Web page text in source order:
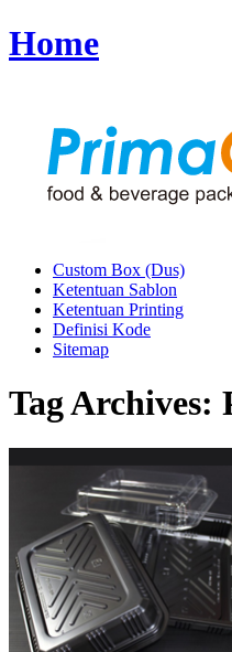
Home
Custom Box (Dus)
Ketentuan Sablon
Ketentuan Printing
Definisi Kode
Sitemap
Tag Archives: